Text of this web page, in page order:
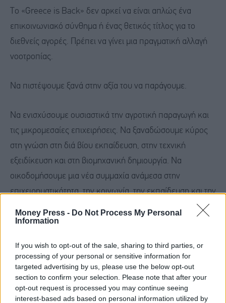
Money Press - Do Not Process My Personal
Information
If you wish to opt-out of the sale, sharing to third parties, or
processing of your personal or sensitive information for
targeted advertising by us, please use the below opt-out
section to confirm your selection. Please note that after your
opt-out request is processed you may continue seeing
interest-based ads based on personal information utilized by
To «Greece is Back» δεν αρκεί να είναι απλώς ένα
επικοινωνιακό σύνθημα ή ένας θετικός τίτλος για το
διεθνείς αγορές. Πρέπει να γίνει μια πραγματική αλλαγή
νοοτροπίας.
Να πιστέψουμε ξανά στην αξία του να παράγουμε.
Να ενισχύσουμε ουσιαστικά την αγροτική παραγωγή και
τις μικρομεσαίες επιχειρήσεις. Nα ξαναδώσουμε κύρος
στη γνώση στη διά βίου εκπαίδευση, στην τεχνική
εξειδίκευση και στη βιομηχανική δημιουργία. Να
οικοδομήσουμε μια νέα συμμαχία ανάμεσα στην
επιχειρηματικότητα, την κοινωνία, την εκπαίδευση και την
εκείνες που απλώς καταναλώνουν ή διαχειρίζονται και
πουλούν υπηρεσίες. Είναι εκείνες που παράγουν,
στηρίζοντας μαζί με την οικονομία και τον κοινωνικό
ιστό...».